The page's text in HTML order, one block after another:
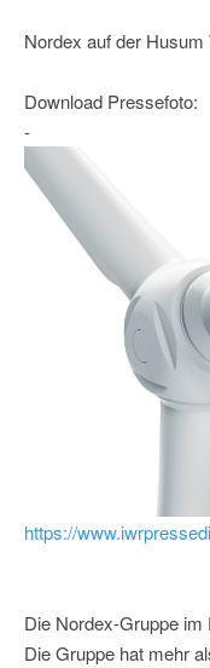
Nordex auf der Husum
Download Pressefoto:
-
https://
Die Nordex-Gruppe im
Die Gruppe hat mehr